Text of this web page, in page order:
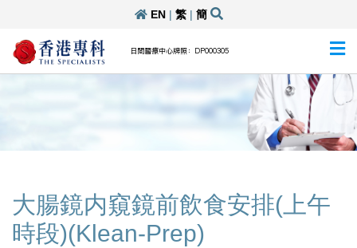
EN| 繁| 簡
日間醫療中心牌照：DP000305
大腸鏡内窺鏡前飲食安排(上午
時段)(Klean-Prep)